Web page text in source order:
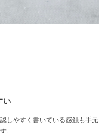
い
しやすく書いている感触も手元
。